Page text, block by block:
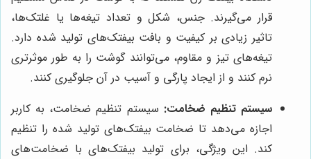
قرار می‌گیرند. جنس، شکل و تعداد تیغه‌ها یا غلتک‌ها،
تاثیر زیادی بر کیفیت و بافت بیفتک‌های تولید شده دارد.
تیغه‌های تیز و مقاوم، می‌توانند گوشت را به طور موثرتری
نرم کنند و از ایجاد پارگی و آسیب در آن جلوگیری کنند.
سیستم تنظیم ضخامت: سیستم تنظیم ضخامت، به کاربر
اجازه می‌دهد تا ضخامت بیفتک‌های تولید شده را تنظیم
کند. این ویژگی، برای تولید بیفتک‌های با ضخامت‌های